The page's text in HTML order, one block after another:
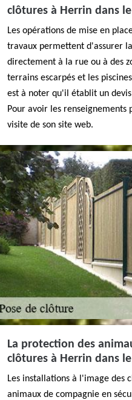
clôtures à Herrin dans
Les opérations de mise en
travaux permettent d'assurer
directement à la rue ou à des
terrains escarpés et les
est à noter qu'il établit un
Pour avoir les
visite de son site web.
La protection des
clôtures à Herrin dans
Les installations à l'image des
animaux de compagnie en